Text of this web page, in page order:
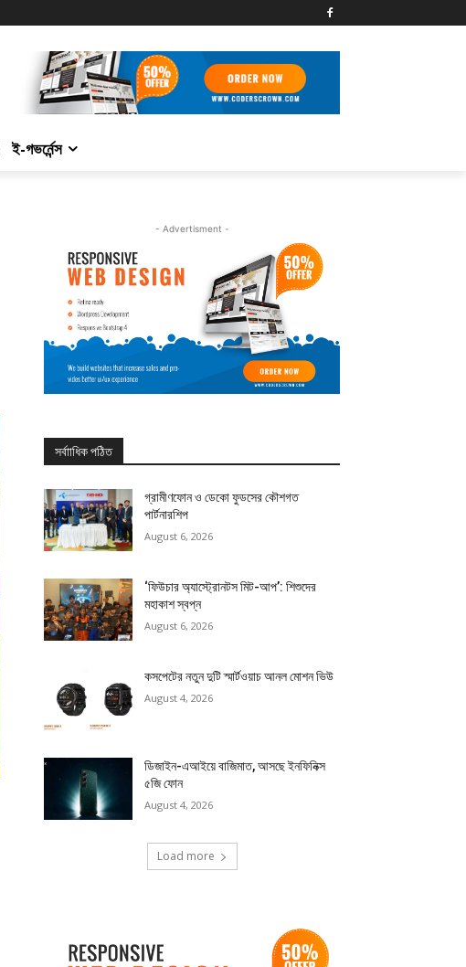
ই-গভর্নেন্স
- Advertisment -
সর্বাাধিক পঠিত
গ্রামীণফোন ও ডেকো ফুডসের কৌশগত
পার্টনারশিপ
August 6, 2026
‘ফিউচার অ্যাস্ট্রোনটস মিট-আপ’: শিশুদের
মহাকাশ স্বপ্ন
August 6, 2026
কসপেটের নতুন দুটি স্মার্টওয়াচ আনল মোশন ভিউ
August 4, 2026
ডিজাইন-এআইয়ে বাজিমাত, আসছে ইনফিনিক্স
৫জি ফোন
August 4, 2026
Load more